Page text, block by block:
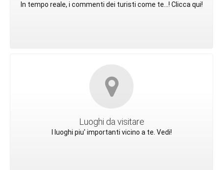
In tempo reale, i commenti dei turisti come te...! Clicca qui!
Luoghi da visitare
I luoghi piu' importanti vicino a te. Vedi!